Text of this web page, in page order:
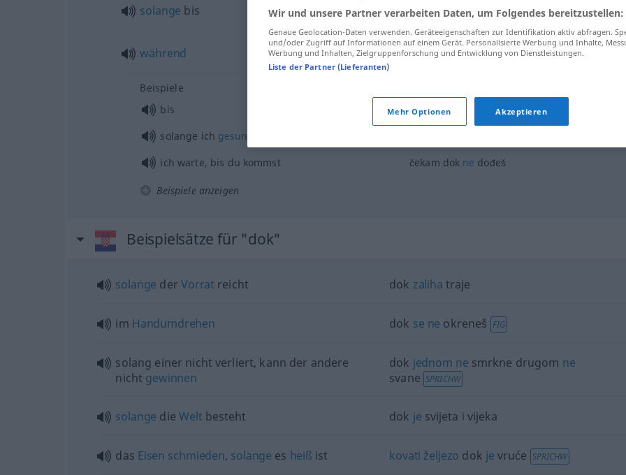
solange bis dok
während dok
Beispiele
bis
dokne
solange ich gesund
ich warte, bis du kommst
čekam dok ne dođeš
Beispiele anzeigen
Beispielsätze für "dok"
solange der Vorrat reicht dok zaliha traje
im Handumdrehen dok se ne okreneš FIG
solang einer nicht verliert, kann der andere
nicht gewinnen
dok jednom ne smrkne drugom ne
svaneSPRICHW
solange die Welt besteht dok je svijeta i vijeka
das Eisen schmieden, solange es heiß ist kovati željezo dok je vruće SPRICHW
Wir und unsere Partner verarbeiten Daten, um Folgendes bereitzustellen:
Genaue Geolocation-Daten verwenden. Geräteeigenschaften zur Identifikation aktiv abfragen.
und/oder Zugriff auf Informationen auf einem Gerät. Personalisierte Werbung und Inhalte,
Werbung und Inhalten, Zielgruppenforschung und Entwicklung von Dienstleistungen.
Liste der Partner (Lieferanten)
Mehr Optionen Akzeptieren